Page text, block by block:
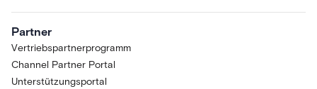
Partner
Vertriebspartnerprogramm
Channel Partner Portal
Unterstützungsportal